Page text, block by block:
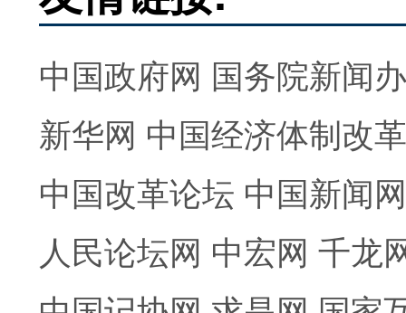
中国政府网 国务院新闻
新华网 中国经济体制改
中国改革论坛 中国新闻网
人民论坛网 中宏网 千龙